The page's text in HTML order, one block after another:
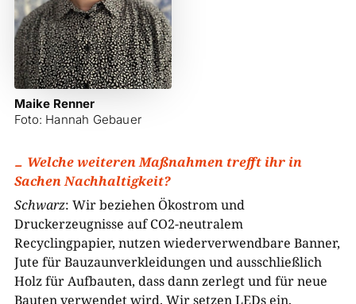
Maike Renner
Foto: Hannah Gebauer
Welche weiteren Maßnahmen trefft ihr in
Sachen Nachhaltigkeit?
Schwarz: Wir beziehen Ökostrom und
Druckerzeugnisse auf CO2-neutralem
Recyclingpapier, nutzen wiederverwendbare Banner,
Jute für Bauzaunverkleidungen und ausschließlich
Holz für Aufbauten, dass dann zerlegt und für neue
Bauten verwendet wird. Wir setzen LEDs ein,